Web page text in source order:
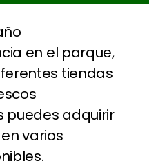
en el parque,
tiendas
puedes adquirir
varios